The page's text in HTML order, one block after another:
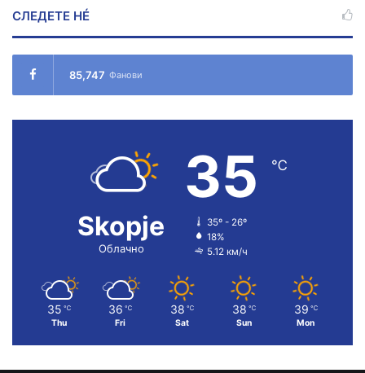
СЛЕДЕТЕ НÉ
85,747 Фанови
Skopje
Облачно
35 ℃
35º - 26º
18%
5.12 км/ч
35 ℃
Thu
36 ℃
Fri
38 ℃
Sat
38 ℃
Sun
39 ℃
Mon